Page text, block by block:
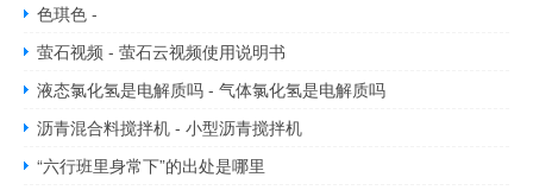
色琪色 -
萤石视频 - 萤石云视频使用说明书
液态氯化氢是电解质吗 - 气体氯化氢是电解质吗
沥青混合料搅拌机 - 小型沥青搅拌机
“六行班里身常下”的出处是哪里